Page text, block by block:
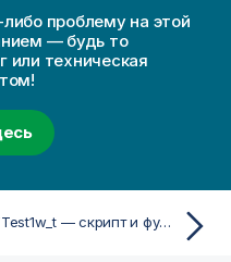
проблему на этой
— будь то
или техническая
TTest1w_t — скрипт и функция диаграммы